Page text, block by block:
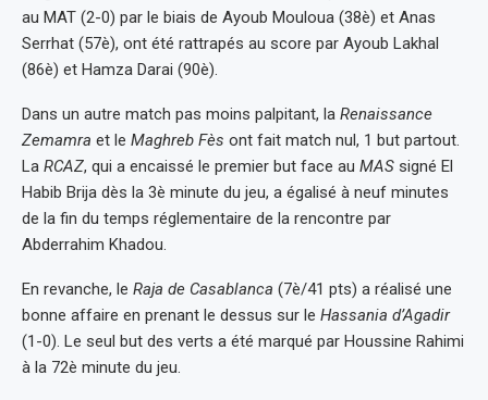
au MAT (2-0) par le biais de Ayoub Mouloua (38è) et Anas
Serrhat (57è), ont été rattrapés au score par Ayoub Lakhal
(86è) et Hamza Darai (90è).
Dans un autre match pas moins palpitant, la Renaissance
Zemamra et le Maghreb Fès ont fait match nul, 1 but partout.
La RCAZ, qui a encaissé le premier but face au MAS signé El
Habib Brija dès la 3è minute du jeu, a égalisé à neuf minutes
de la fin du temps réglementaire de la rencontre par
Abderrahim Khadou.
En revanche, le Raja de Casablanca (7è/41 pts) a réalisé une
bonne affaire en prenant le dessus sur le Hassania d’Agadir
(1-0). Le seul but des verts a été marqué par Houssine Rahimi
à la 72è minute du jeu.